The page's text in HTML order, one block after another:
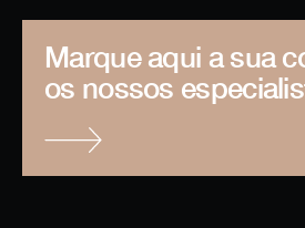
Marque aqui a sua
os nossos